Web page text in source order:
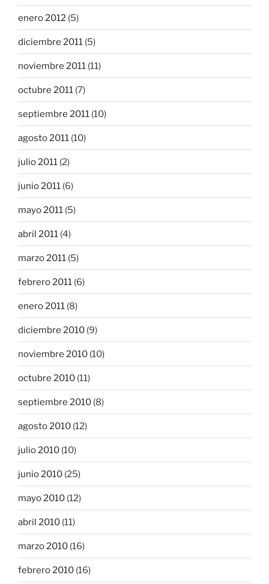
enero 2012 (5)
diciembre 2011 (5)
noviembre 2011 (11)
octubre 2011 (7)
septiembre 2011 (10)
agosto 2011 (10)
julio 2011 (2)
junio 2011 (6)
mayo 2011 (5)
abril 2011 (4)
marzo 2011 (5)
febrero 2011 (6)
enero 2011 (8)
diciembre 2010 (9)
noviembre 2010 (10)
octubre 2010 (11)
septiembre 2010 (8)
agosto 2010 (12)
julio 2010 (10)
junio 2010 (25)
mayo 2010 (12)
abril 2010 (11)
marzo 2010 (16)
febrero 2010 (16)